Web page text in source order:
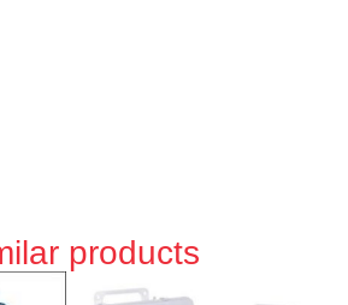
products